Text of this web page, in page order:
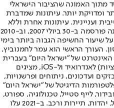
מתוך האמונה שהציבור הישראלי
ומדויקת יותר. עיתונות שמדברת
ועניינית. עיתונות אחרת וללא
תשלום. המהדורה המודפסת הראשונה פורסמה ב-30 ביולי 2007, וב-2010
שיעור החשיפה הגבוה ביותר בימי
העורך הראשי הוא עמר לחמנוביץ,
של "ישראל היום" בעברית
ובאנגלית, כמו כן היישומונים (אפליקציות) לאנדרואיד ול-iOS, מציגים
ועדכונים, ניתוחים ופרשנויות,
הדיגיטל של "ישראל היום"
לייף סטייל, טכנולוגיה, ספורט,
כלכלה וצרכנות, בריאות, חיילים, אוכל, יהדות, תיירות ורכב. ב-2021 עלו